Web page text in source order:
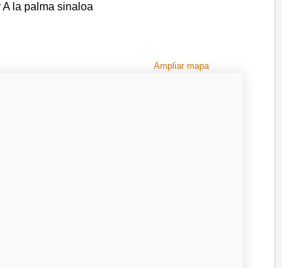
la palma sinaloa
Ampliar mapa